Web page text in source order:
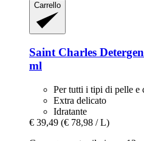
Carrello
Saint Charles
ml
Per tutti i tipi di pelle e
Extra delicato
Idratante
€ 39,49 (€ 78,98 / L)